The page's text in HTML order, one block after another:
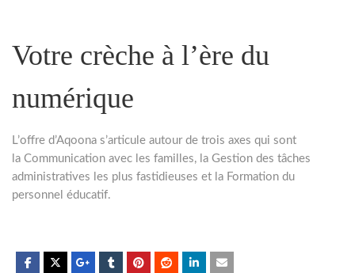
Votre crèche à l’ère du
numérique
L’offre d’Aqoona s’articule autour de trois axes qui sont
la Communication avec les familles, la Gestion des tâches
administratives les plus fastidieuses et la Formation du
personnel éducatif.